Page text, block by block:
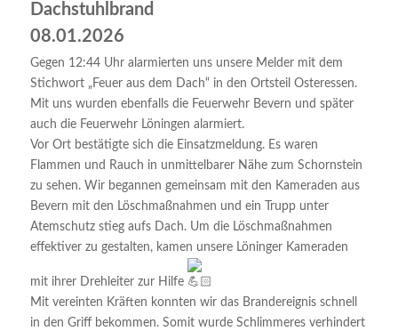
Dachstuhlbrand
08.01.2026
Gegen 12:44 Uhr alarmierten uns unsere Melder mit dem
Stichwort „Feuer aus dem Dach“ in den Ortsteil Osteressen.
Mit uns wurden ebenfalls die Feuerwehr Bevern und später
auch die Feuerwehr Löningen alarmiert.
Vor Ort bestätigte sich die Einsatzmeldung. Es waren
Flammen und Rauch in unmittelbarer Nähe zum Schornstein
zu sehen. Wir begannen gemeinsam mit den Kameraden aus
Bevern mit den Löschmaßnahmen und ein Trupp unter
Atemschutz stieg aufs Dach. Um die Löschmaßnahmen
effektiver zu gestalten, kamen unsere Löninger Kameraden
mit ihrer Drehleiter zur Hilfe
Mit vereinten Kräften konnten wir das Brandereignis schnell
in den Griff bekommen. Somit wurde Schlimmeres verhindert